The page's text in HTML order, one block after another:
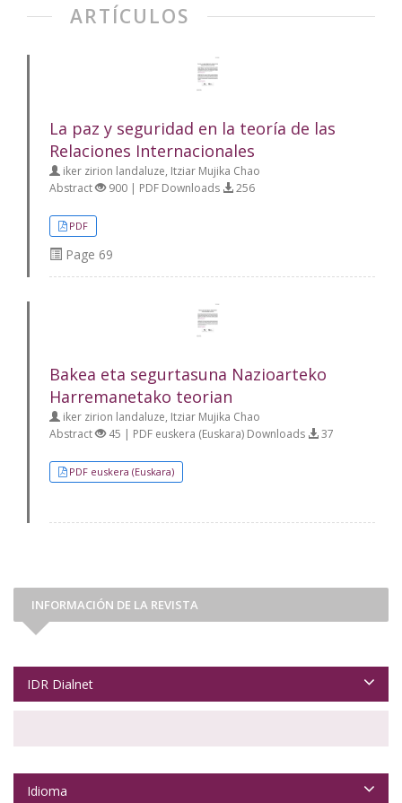
ARTÍCULOS
La paz y seguridad en la teoría de las
Relaciones Internacionales
iker zirion landaluze, Itziar Mujika Chao
Abstract
900 | PDF Downloads 256
PDF
Page 69
Bakea eta segurtasuna Nazioarteko
Harremanetako teorian
iker zirion landaluze, Itziar Mujika Chao
Abstract
45 | PDF euskera (Euskara) Downloads 37
PDF euskera (Euskara)
INFORMACIÓN DE LA REVISTA
IDR Dialnet
Idioma